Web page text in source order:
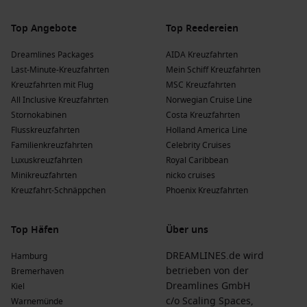
Erkunden der blühenden Landschaft und der
Juni
ausgedehnte Spaziergänge und Weinproben in den
Herbst(September November): Diese Monate
bringen Temperaturen zwischen 5 °C und 20 °C. Eine
wunderschöne Zeit, um die herbstlichen Farben der
Weinregionen zu genießen.
Winter(Dezember Februar): Im Winter liegen die
Weihnachtsmärkte und festliche Veranstaltungen machen
diese Zeit besonders charmant.
Häufig gestellte Fragen zu Braubach,
Deutschland
Top Angebote
Dreamlines Packages
Last-Minute-Kreuzfahrten
Kreuzfahrten mit Flug
All Inclusive Kreuzfahrten
Stornokabinen
Flusskreuzfahrten
Familienkreuzfahrten
Luxuskreuzfahrten
Minikreuzfahrten
Kreuzfahrt-Schnäppchen
Top Reedereien
AIDA Kreuzfahrten
Mein Schiff Kreuzfahrten
MSC Kreuzfahrten
Norwegian Cruise Line
Costa Kreuzfahrten
Holland America Line
Celebrity Cruises
Royal Caribbean
nicko cruises
Phoenix Kreuzfahrten
Top Häfen
Hamburg
Bremerhaven
Kiel
Warnemünde
Über uns
DREAMLINES.de wird
betrieben von der
Dreamlines GmbH
c/o Scaling Spaces,